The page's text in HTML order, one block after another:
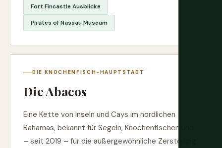
Fort Fincastle Ausblicke
Pirates of Nassau Museum
DIE KNOCHENFISCH-HAUPTSTADT
Die Abacos
Eine Kette von Inseln und Cays im nördlichen
Bahamas, bekannt für Segeln, Knochenfischen und
– seit 2019 – für die außergewöhnliche Zerstörung